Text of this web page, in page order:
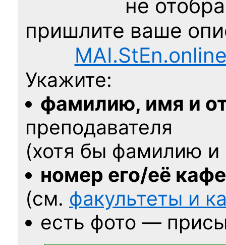
не
пришлите ваше
Укажите:
фамилию, имя и
преподавателя
(хотя бы фамилию
номер его/её
(см. факультеты и
есть фото —